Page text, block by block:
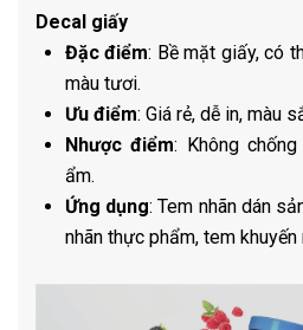
Decal giấy
Đặc điểm: Bề mặt giấy, có
màu tươi.
Ưu điểm: Giá rẻ, dễ in, màu
Nhược điểm: Không
ẩm.
Ứng dụng: Tem nhãn dán
nhãn thực phẩm, tem khuyến